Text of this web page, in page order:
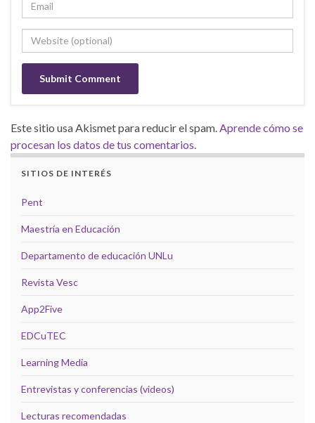
Este sitio usa Akismet para reducir el spam. Aprende cómo se
procesan los datos de tus comentarios
SITIOS DE INTERÉS
Pent
Maestría en Educación
Departamento de educación UNLu
Revista Vesc
App2Five
EDCuTEC
Learning Media
Entrevistas y conferencias (videos)
Lecturas recomendadas